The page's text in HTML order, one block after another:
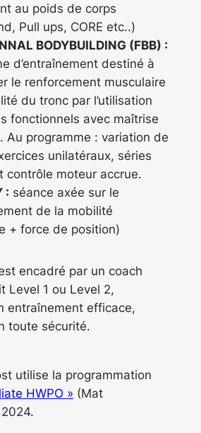
au poids de corps
Pull ups, CORE etc..)
BODYBUILDING (FBB) :
d’entraînement destiné à
le renforcement musculaire
du tronc par l’utilisation
fonctionnels avec maîtrise
Au programme : variation de
unilatéraux, séries
contrôle moteur accrue.
: séance axée sur le
de la mobilité
+ force de position)
encadré par un coach
Level 1 ou Level 2,
entraînement efficace,
toute sécurité.
utilise la programmation
HWPO » (Mat